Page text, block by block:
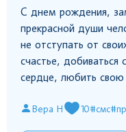
С днем рождения,
прекрасной души
не отступать от
счастье, добиваться
сердце, любить свою
Вера Н 10#смс